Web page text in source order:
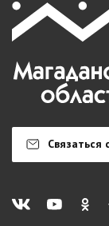
Связаться